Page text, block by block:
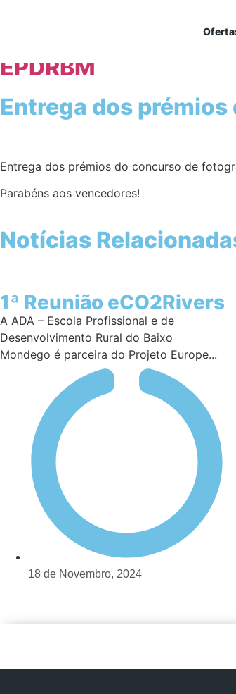
EPDRBM
Entrega dos prémios
Entrega dos prémios do concurso de
Parabéns aos vencedores!
Notícias
1ª Reunião eCO2Rivers
A ADA – Escola Profissional e de
Desenvolvimento Rural do Baixo
Mondego é parceira do Projeto Europe...
18 de Novembro, 2024